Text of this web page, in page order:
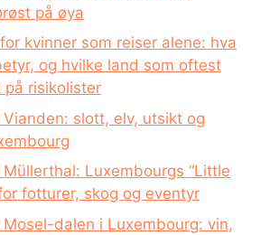
på øya
kvinner som reiser alene: hva
og hvilke land som oftest
på risikolister
slott, elv, utsikt og
Luxembourgs “Little
fotturer, skog og eventyr
dalen i Luxembourg: vin,